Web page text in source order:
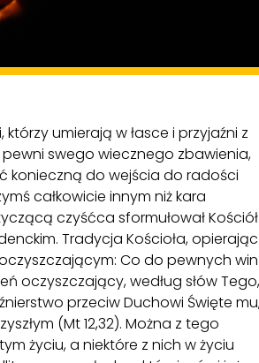
umierają w łasce i przyjaźni z
pewni swego wiecznego zbawienia,
konieczną do wejścia do radości
całkowicie innym niż kara
czyśćca sformułował Kościół
Tradycja Kościoła, opierając
Co do pewnych win
oczyszczający, według słów Tego,
przeciw Duchowi Święte
(Mt 12,32). Można z tego
życiu, a niektóre z nich w życiu